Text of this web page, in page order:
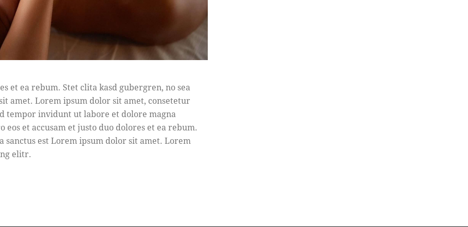
et ea rebum. Stet clita kasd gubergren, no sea
amet. Lorem ipsum dolor sit amet, consetetur
tempor invidunt ut labore et dolore magna
et accusam et justo duo dolores et ea rebum.
sanctus est Lorem ipsum dolor sit amet. Lorem
elitr.